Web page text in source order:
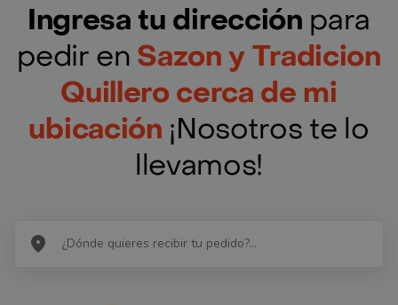
Ingresa tu dirección para
pedir en Sazon y Tradicion
Quillero cerca de mi
ubicación ¡Nosotros te lo
llevamos!